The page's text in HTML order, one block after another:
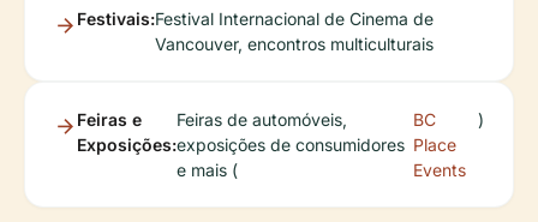
Festivais:Festival Internacional de Cinema de
Vancouver, encontros multiculturais
Feiras e
Exposições:
Feiras de automóveis,
exposições de consumidores
e mais (
BC
Place
Events
)